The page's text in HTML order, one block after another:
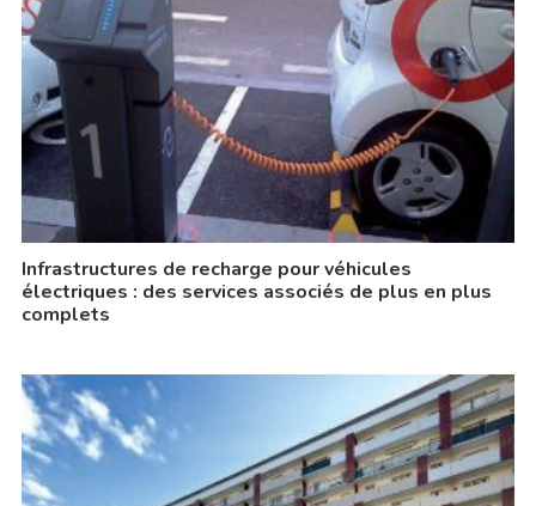
Infrastructures de recharge pour véhicules
électriques : des services associés de plus en plus
complets